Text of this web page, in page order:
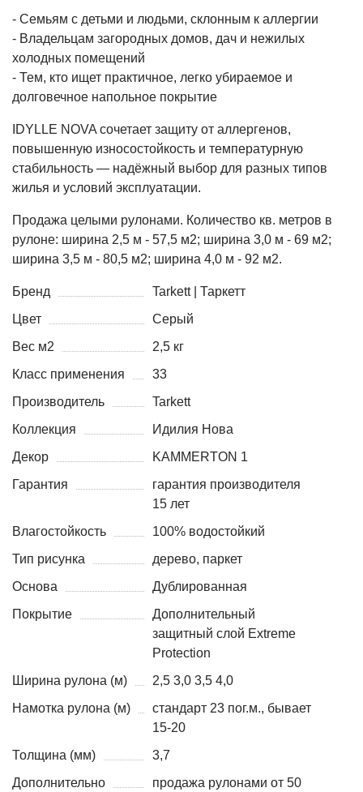
- Семьям с детьми и людьми, склонным к аллергии
- Владельцам загородных домов, дач и нежилых
холодных помещений
- Тем, кто ищет практичное, легко убираемое и
долговечное напольное покрытие
IDYLLE NOVA сочетает защиту от аллергенов,
повышенную износостойкость и температурную
стабильность — надёжный выбор для разных типов
жилья и условий эксплуатации.
Продажа целыми рулонами. Количество кв. метров в
рулоне: ширина 2,5 м - 57,5 м2; ширина 3,0 м - 69 м2;
ширина 3,5 м - 80,5 м2; ширина 4,0 м - 92 м2.
Бренд
Tarkett | Таркетт
Цвет
Серый
Вес м2
2,5 кг
Класс применения
33
Производитель
Tarkett
Коллекция
Идилия Нова
Декор
KAMMERTON 1
Гарантия
гарантия производителя
15 лет
Влагостойкость
100% водостойкий
Тип рисунка
дерево, паркет
Основа
Дублированная
Покрытие
Дополнительный
защитный слой Extreme
Protection
Ширина рулона (м)
2,5 3,0 3,5 4,0
Намотка рулона (м)
стандарт 23 пог.м., бывает
15-20
Толщина (мм)
3,7
Дополнительно
продажа рулонами от 50